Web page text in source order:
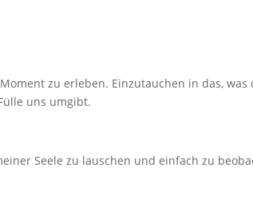
zu erleben. Einzutauchen in das,
uns umgibt.
Seele zu lauschen und einfach zu